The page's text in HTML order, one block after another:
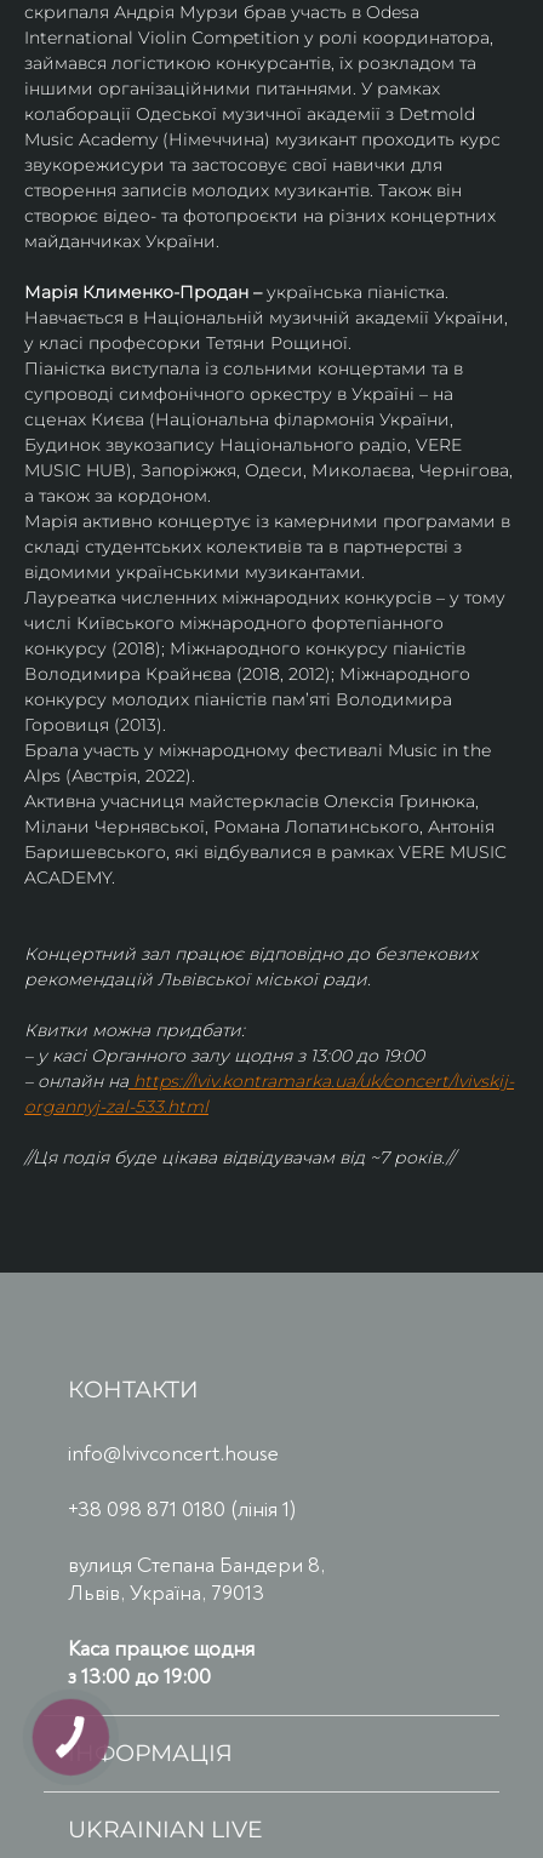
скрипаля Андрія Мурзи брав участь в Odesa
International Violin Competition у ролі координатора,
займався логістикою конкурсантів, їх розкладом та
іншими організаційними питаннями. У рамках
колаборації Одеської музичної академії з Detmold
Music Academy (Німеччина) музикант проходить курс
звукорежисури та застосовує свої навички для
створення записів молодих музикантів. Також він
створює відео- та фотопроєкти на різних концертних
майданчиках України.
Марія Клименко-Продан – українська піаністка.
Навчається в Національній музичній академії України,
у класі професорки Тетяни Рощиної.
Піаністка виступала із сольними концертами та в
супроводі симфонічного оркестру в Україні – на
сценах Києва (Національна філармонія України,
Будинок звукозапису Національного радіо, VERE
MUSIC HUB), Запоріжжя, Одеси, Миколаєва, Чернігова,
а також за кордоном.
Марія активно концертує із камерними програмами в
складі студентських колективів та в партнерстві з
відомими українськими музикантами.
Лауреатка численних міжнародних конкурсів – у тому
числі Київського міжнародного фортепіанного
конкурсу (2018); Міжнародного конкурсу піаністів
Володимира Крайнєва (2018, 2012); Міжнародного
конкурсу молодих піаністів пам’яті Володимира
Горовиця (2013).
Брала участь у міжнародному фестивалі Music in the
Alps (Австрія, 2022).
Активна учасниця майстеркласів Олексія Гринюка,
Мілани Чернявської, Романа Лопатинського, Антонія
Баришевського, які відбувалися в рамках VERE MUSIC
ACADEMY.
Концертний зал працює відповідно до безпекових
рекомендацій Львівської міської ради.
Квитки можна придбати:
– у касі Органного залу щодня з 13:00 до 19:00
– онлайн на https://lviv.kontramarka.ua/uk/concert/lvivskij-
organnyj-zal-533.html
//Ця подія буде цікава відвідувачам від ~7 років.//
КОНТАКТИ
info@lvivconcert.house
+38 098 871 0180 (лінія 1)
вулиця Степана Бандери 8,
Львів, Україна, 79013
Каса працює щодня
з 13:00 до 19:00
ІНФОРМАЦІЯ
UKRAINIAN LIVE